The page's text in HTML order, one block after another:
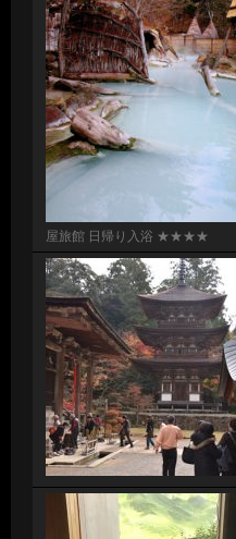
屋旅館 日帰り入浴 ★★★★